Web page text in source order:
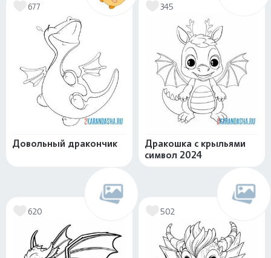
677
Довольный дракончик
345
Дракошка с крыльями
символ 2024
620 502